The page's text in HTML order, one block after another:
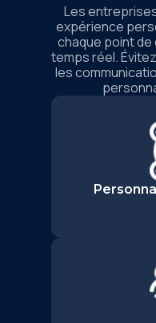
Les
expérience
chaque point
temps réel.
les